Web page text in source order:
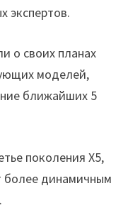
экспертов.
о своих планах
моделей,
ближайших 5
поколения X5,
более динамичным